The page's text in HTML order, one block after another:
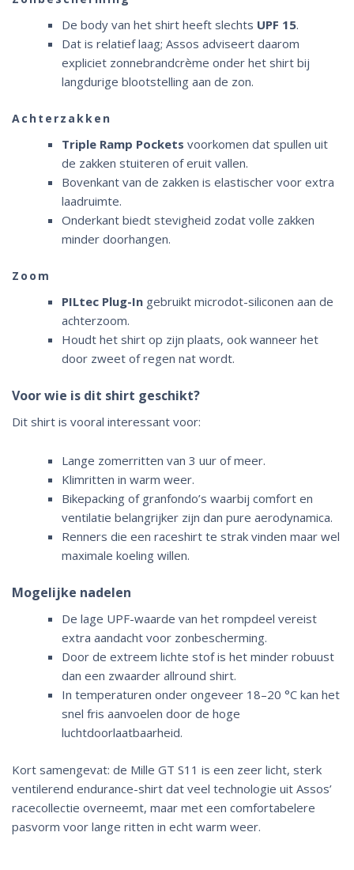
De body van het shirt heeft slechts UPF 15.
Dat is relatief laag; Assos adviseert daarom
expliciet zonnebrandcrème onder het shirt bij
langdurige blootstelling aan de zon.
Achterzakken
Triple Ramp Pockets voorkomen dat spullen uit
de zakken stuiteren of eruit vallen.
Bovenkant van de zakken is elastischer voor extra
laadruimte.
Onderkant biedt stevigheid zodat volle zakken
minder doorhangen.
Zoom
PILtec Plug-Ingebruikt microdot-siliconen aan de
achterzoom.
Houdt het shirt op zijn plaats, ook wanneer het
door zweet of regen nat wordt.
Voor wie is dit shirt geschikt?
Dit shirt is vooral interessant voor:
Lange zomerritten van 3 uur of meer.
Klimritten in warm weer.
Bikepacking of granfondo’s waarbij comfort en
ventilatie belangrijker zijn dan pure aerodynamica.
Renners die een raceshirt te strak vinden maar wel
maximale koeling willen.
Mogelijke nadelen
De lage UPF-waarde van het rompdeel vereist
extra aandacht voor zonbescherming.
Door de extreem lichte stof is het minder robuust
dan een zwaarder allround shirt.
In temperaturen onder ongeveer 18–20 °C kan het
snel fris aanvoelen door de hoge
luchtdoorlaatbaarheid.
Kort samengevat: de Mille GT S11 is een zeer licht, sterk
ventilerend endurance-shirt dat veel technologie uit Assos’
racecollectie overneemt, maar met een comfortabelere
pasvorm voor lange ritten in echt warm weer.